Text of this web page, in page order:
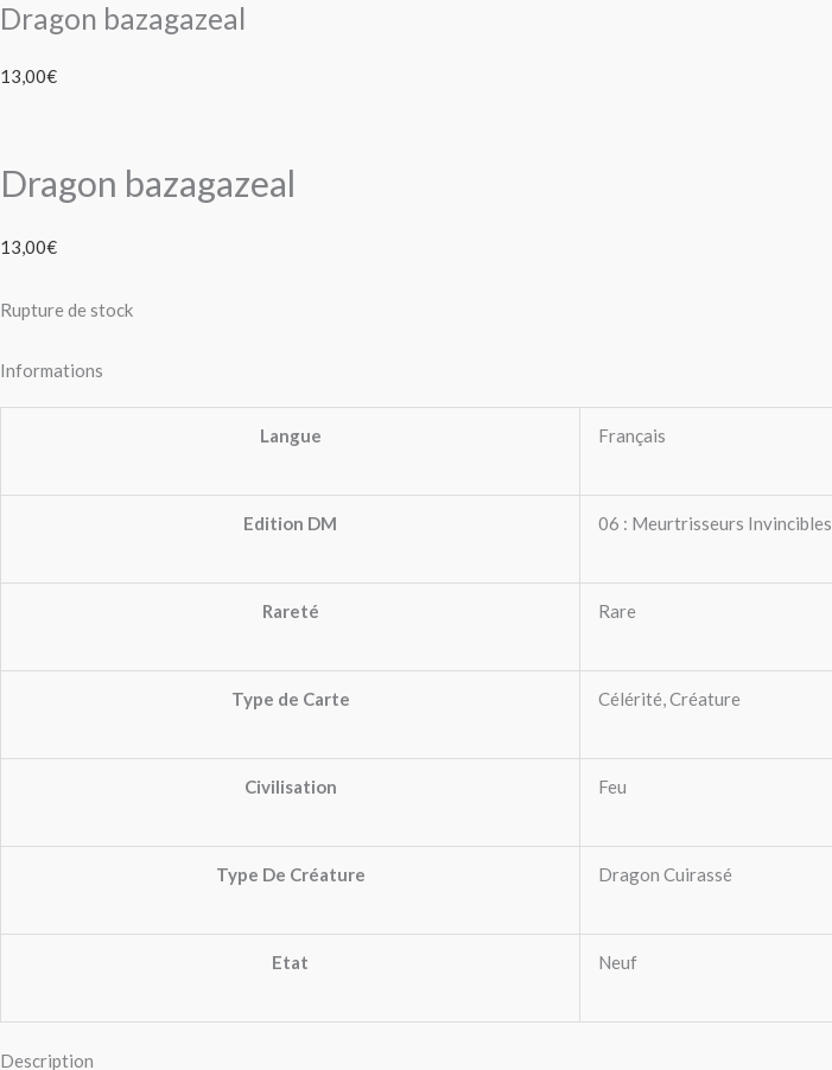
Dragon bazagazeal
13,00€
Dragon bazagazeal
13,00€
Rupture de stock
Informations
Langue Français
Edition DM 06 : Meurtrisseurs Invincibles
Rareté Rare
Type de Carte Célérité, Créature
Civilisation Feu
Type De Créature Dragon Cuirassé
Etat Neuf
Description